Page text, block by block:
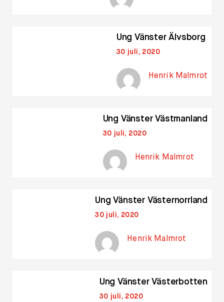
Ung Vänster Älvsborg
30 juli, 2020
Henrik Malmrot
Ung Vänster Västmanland
30 juli, 2020
Henrik Malmrot
Ung Vänster Västernorrland
30 juli, 2020
Henrik Malmrot
Ung Vänster Västerbotten
30 juli, 2020